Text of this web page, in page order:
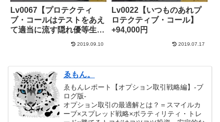
Lv0067【プロテクティ
ブ・コールはテストをあえ
て適当に流す隠れ優等生】
2019.09.10
Lv0022【いつものあれプ
ロテクティブ・コール】
+94,000円
2019.07.17
ゑもん。
ゑもんレポート【オプション取引戦略編】-ブ
ログ版-
オプション取引の最適解とは？＝スマイルカ
ーブ×スプレッド戦略×ボラティリティ・トレ